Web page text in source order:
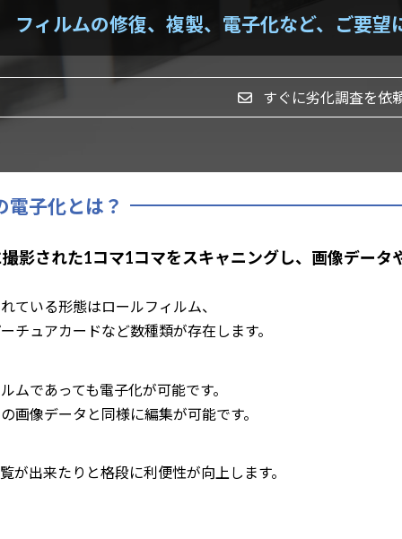
フィルムの修復、複製、電子化など、ご要
すぐに劣化調査を依
電子化とは？
影された1コマ1コマをスキャニングし、画像データ
ている形態はロールフィルム、
チュアカードなど数種類が存在します。
ムであっても電子化が可能です。
画像データと同様に編集が可能です。
が出来たりと格段に利便性が向上します。